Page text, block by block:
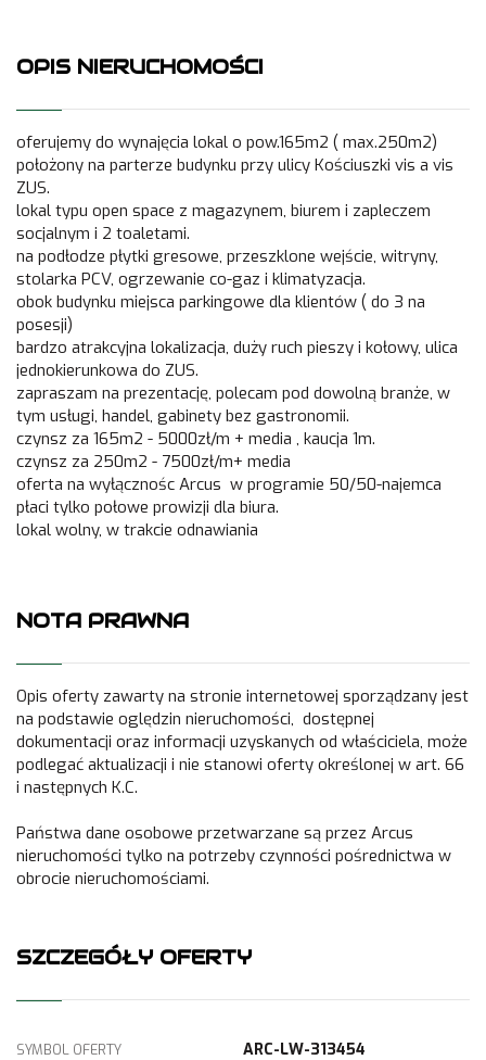
OPIS NIERUCHOMOŚCI
oferujemy do wynajęcia lokal o pow.165m2 ( max.250m2)
położony na parterze budynku przy ulicy Kościuszki vis a vis
ZUS.
lokal typu open space z magazynem, biurem i zapleczem
socjalnym i 2 toaletami.
na podłodze płytki gresowe, przeszklone wejście, witryny,
stolarka PCV, ogrzewanie co-gaz i klimatyzacja.
obok budynku miejsca parkingowe dla klientów ( do 3 na
posesji)
bardzo atrakcyjna lokalizacja, duży ruch pieszy i kołowy, ulica
jednokierunkowa do ZUS.
zapraszam na prezentację, polecam pod dowolną branże, w
tym usługi, handel, gabinety bez gastronomii.
czynsz za 165m2 - 5000zł/m + media , kaucja 1m.
czynsz za 250m2 - 7500zł/m+ media
oferta na wyłącznośc Arcus w programie 50/50-najemca
płaci tylko połowe prowizji dla biura.
lokal wolny, w trakcie odnawiania
NOTA PRAWNA
Opis oferty zawarty na stronie internetowej sporządzany jest
na podstawie oględzin nieruchomości, dostępnej
dokumentacji oraz informacji uzyskanych od właściciela, może
podlegać aktualizacji i nie stanowi oferty określonej w art. 66
i następnych K.C.
Państwa dane osobowe przetwarzane są przez Arcus
nieruchomości tylko na potrzeby czynności pośrednictwa w
obrocie nieruchomościami.
SZCZEGÓŁY OFERTY
SYMBOL OFERTY ARC-LW-313454